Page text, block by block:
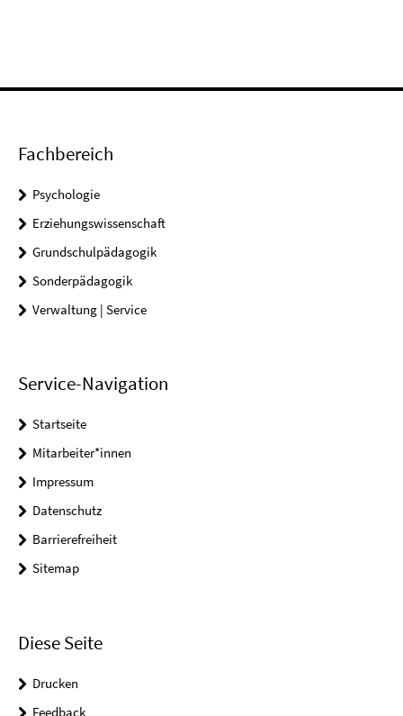
Fachbereich
Psychologie
Erziehungswissenschaft
Grundschulpädagogik
Sonderpädagogik
Verwaltung | Service
Service-Navigation
Startseite
Mitarbeiter*innen
Impressum
Datenschutz
Barrierefreiheit
Sitemap
Diese Seite
Drucken
Feedback